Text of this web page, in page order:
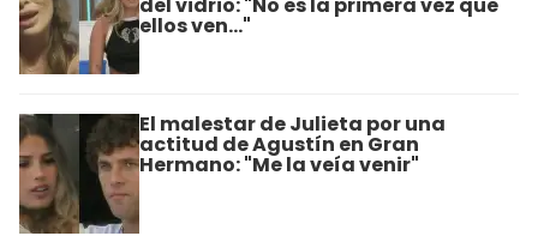
ellos ven..."
El malestar de Julieta por una
actitud de Agustín en Gran
Hermano: "Me la veía venir"